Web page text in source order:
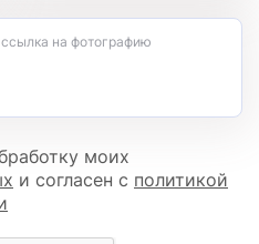
на фотографию
моих
и согласен с политикой